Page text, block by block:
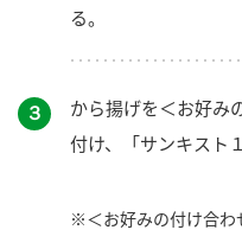
る。
３
から揚げを＜お好み
付け、「サンキスト
※＜お好みの付け合わ